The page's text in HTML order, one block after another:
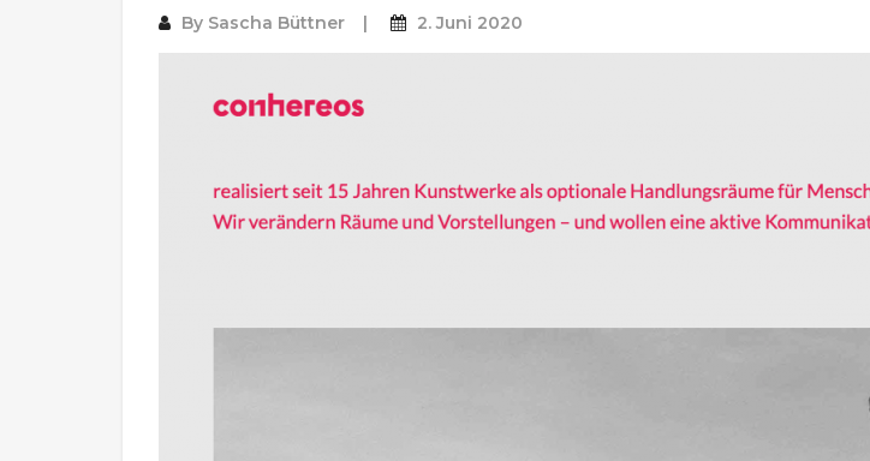
By Sascha Büttner 2. Juni 2020